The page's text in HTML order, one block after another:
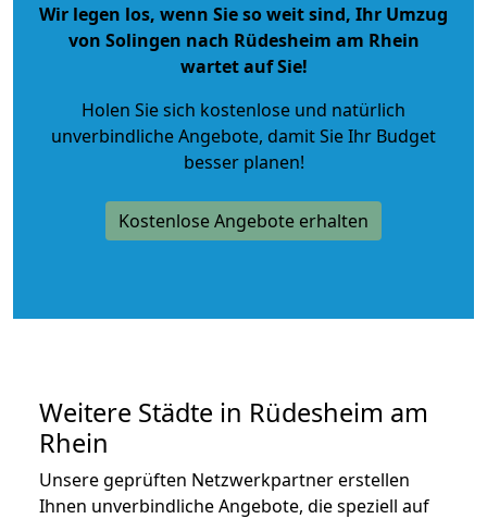
Wir legen los, wenn Sie so weit sind, Ihr Umzug
von Solingen nach Rüdesheim am Rhein
wartet auf Sie!
Holen Sie sich kostenlose und natürlich
unverbindliche Angebote, damit Sie Ihr Budget
besser planen!
Kostenlose Angebote erhalten
Weitere Städte in Rüdesheim am
Rhein
Unsere geprüften Netzwerkpartner erstellen
Ihnen unverbindliche Angebote, die speziell auf